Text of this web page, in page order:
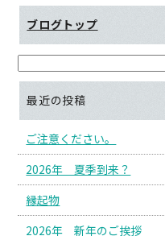
ブログトップ
最近の投稿
ご注意ください。
2026年 夏季到来？
縁起物
2026年 新年のご挨拶